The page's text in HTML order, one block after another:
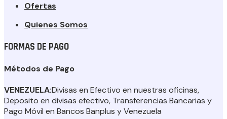
Ofertas
Quienes Somos
FORMAS DE PAGO
Métodos de Pago
VENEZUELA:Divisas en Efectivo en nuestras oficinas,
Deposito en divisas efectivo, Transferencias Bancarias y
Pago Móvil en Bancos Banplus y Venezuela